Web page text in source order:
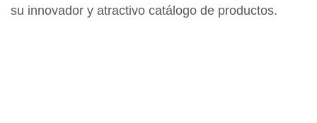
su innovador y atractivo catálogo de productos.